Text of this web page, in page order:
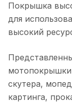
Покрышка
для
высокий
мотопокрышки
скутера,
картинга,